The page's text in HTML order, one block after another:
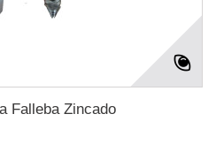
Falleba Zincado